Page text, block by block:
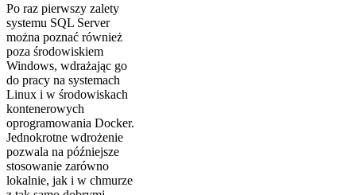
Po raz pierwszy zalety
systemu SQL Server
można poznać również
poza środowiskiem
Windows, wdrażając go
do pracy na systemach
Linux i w środowiskach
kontenerowych
oprogramowania Docker.
Jednokrotne wdrożenie
pozwala na późniejsze
stosowanie zarówno
lokalnie, jak i w chmurze